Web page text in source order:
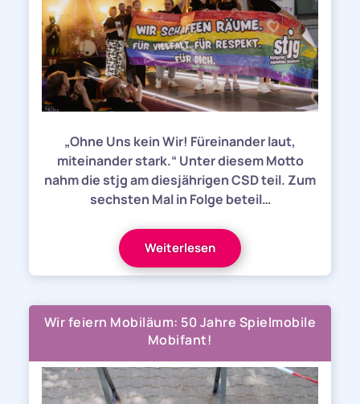
„Ohne Uns kein Wir! Füreinander laut,
miteinander stark.“ Unter diesem Motto
nahm die stjg am diesjährigen CSD teil. Zum
sechsten Mal in Folge beteil…
Weiterlesen
Wir feiern Mobiläum: 50 Jahre Spielmobile
Mobifant!